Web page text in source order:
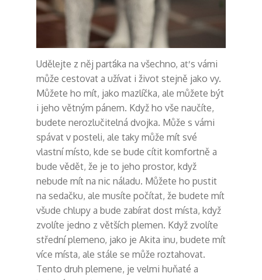
Udělejte z něj parťáka na všechno, ať s vámi
může cestovat a užívat i život stejně jako vy.
Můžete ho mít, jako mazlíčka, ale můžete být
i jeho větným pánem. Když ho vše naučíte,
budete nerozlučitelná dvojka. Může s vámi
spávat v posteli, ale taky může mít své
vlastní místo, kde se bude cítit komfortně a
bude vědět, že je to jeho prostor, když
nebude mít na nic náladu. Můžete ho pustit
na sedačku, ale musíte počítat, že budete mít
všude chlupy a bude zabírat dost místa, když
zvolíte jedno z větších plemen. Když zvolíte
střední plemeno, jako je Akita inu, budete mít
více místa, ale stále se může roztahovat.
Tento druh plemene, je velmi huňaté a